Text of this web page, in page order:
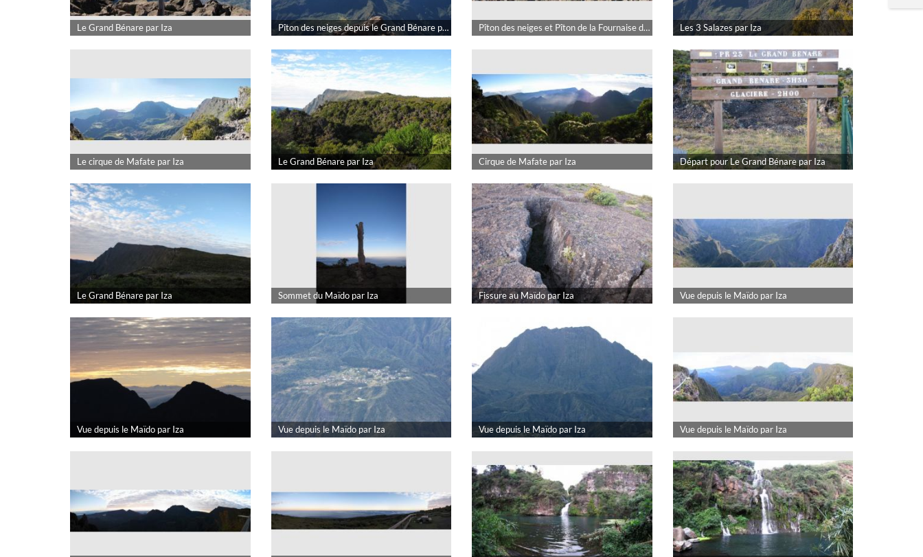
Le Grand Bénare par Iza Pîton des neiges depuis le Grand Bénare par Iza Pîton des neiges et Pîton de la Fournaise depuis le Grand Bénare par Iza Les 3 Salazes par Iza
Le cirque de Mafate par Iza Le Grand Bénare par Iza Cirque de Mafate par Iza Départ pour Le Grand Bénare par Iza
Le Grand Bénare par Iza Sommet du Maïdo par Iza Fissure au Maïdo par Iza Vue depuis le Maïdo par Iza
Vue depuis le Maïdo par Iza Vue depuis le Maïdo par Iza Vue depuis le Maïdo par Iza Vue depuis le Maïdo par Iza